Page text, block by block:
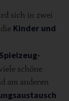
sich in zwei
Kinder und
Spielzeug-
schöne
am anderen